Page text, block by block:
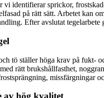
identifierar sprickor,
på rätt sätt. Arbetet kan
Efter avslutat
tö ställer höga krav på fukt-
rätt brukshållfasthet,
missfärgningar
av hög kvalitet